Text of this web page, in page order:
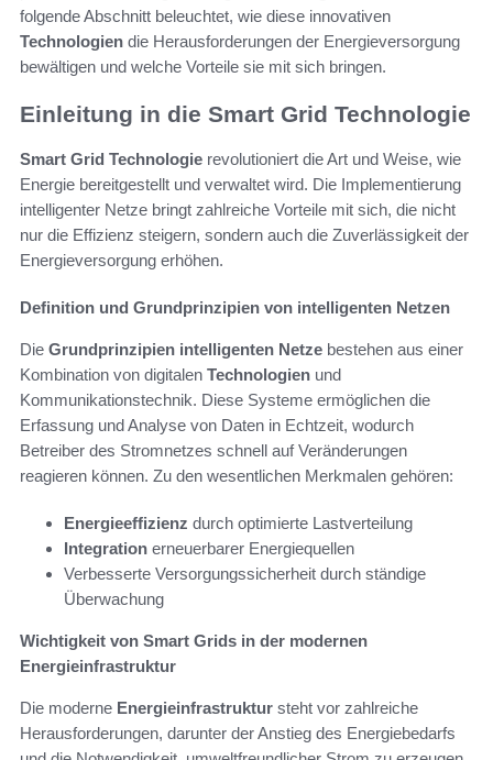
folgende Abschnitt beleuchtet, wie diese innovativen
Technologien die Herausforderungen der Energieversorgung
bewältigen und welche Vorteile sie mit sich bringen.
Einleitung in die Smart Grid Technologie
Smart Grid Technologie revolutioniert die Art und Weise, wie
Energie bereitgestellt und verwaltet wird. Die Implementierung
intelligenter Netze bringt zahlreiche Vorteile mit sich, die nicht
nur die Effizienz steigern, sondern auch die Zuverlässigkeit der
Energieversorgung erhöhen.
Definition und Grundprinzipien von intelligenten Netzen
Die Grundprinzipien intelligenten Netze bestehen aus einer
Kombination von digitalen Technologien und
Kommunikationstechnik. Diese Systeme ermöglichen die
Erfassung und Analyse von Daten in Echtzeit, wodurch
Betreiber des Stromnetzes schnell auf Veränderungen
reagieren können. Zu den wesentlichen Merkmalen gehören:
Energieeffizienz durch optimierte Lastverteilung
Integration erneuerbarer Energiequellen
Verbesserte Versorgungssicherheit durch ständige
Überwachung
Wichtigkeit von Smart Grids in der modernen
Energieinfrastruktur
Die moderne Energieinfrastruktur steht vor zahlreiche
Herausforderungen, darunter der Anstieg des Energiebedarfs